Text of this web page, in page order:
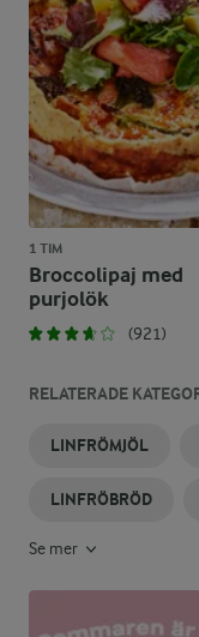
1 TIM
Broccolipaj med
purjolök
(921)
RELATERADE
LINFRÖMJÖL
LINFRÖBRÖD
Se mer